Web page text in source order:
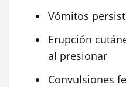
Vómitos
Erupción
al presionar
Convulsiones